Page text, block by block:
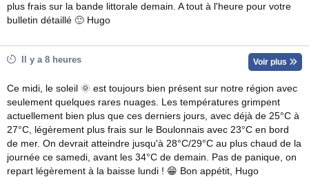
plus frais sur la bande littorale demain. A tout à l'heure pour votre
bulletin détaillé 🙂 Hugo
Il y a 8 heures Voir plus
Ce midi, le soleil 🌞 est toujours bien présent sur notre région avec
seulement quelques rares nuages. Les températures grimpent
actuellement bien plus que ces derniers jours, avec déjà de 25°C à
27°C, légèrement plus frais sur le Boulonnais avec 23°C en bord
de mer. On devrait atteindre jusqu'à 28°C/29°C au plus chaud de la
journée ce samedi, avant les 34°C de demain. Pas de panique, on
repart légèrement à la baisse lundi ! 😁 Bon appétit, Hugo